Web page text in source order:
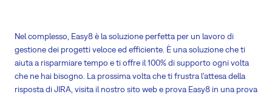
Nel complesso, Easy8 è la soluzione perfetta per un lavoro di
gestione dei progetti veloce ed efficiente. È una soluzione che ti
aiuta a risparmiare tempo e ti offre il 100% di supporto ogni volta
che ne hai bisogno. La prossima volta che ti frustra l'attesa della
risposta di JIRA, visita il nostro sito web e prova Easy8 in una prova